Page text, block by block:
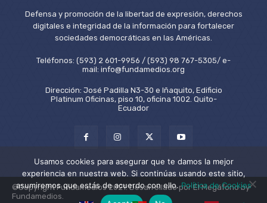
Defensa y promoción de la libertad de expresión, derechos
digitales e integridad de la información para fortalecer
sociedades democráticas en las Américas.
Teléfonos: (593) 2 601-9956 / (593) 98 767-5305/ e-
mail: info@fundamedios.org
Dirección: José Padilla N3-30 e Iñaquito, Edificio
Platinum Oficinas, piso 10, oficina 1002. Quito-
Ecuador
©Copyright Fundamedios 2021. Desarrollado por El Megáfono by
Fundamedios.
Usamos cookies para asegurar que te damos la mejor
experiencia en nuestra web. Si continúas usando este sitio,
asumiremos que estás de acuerdo con ello.Política de Cookies